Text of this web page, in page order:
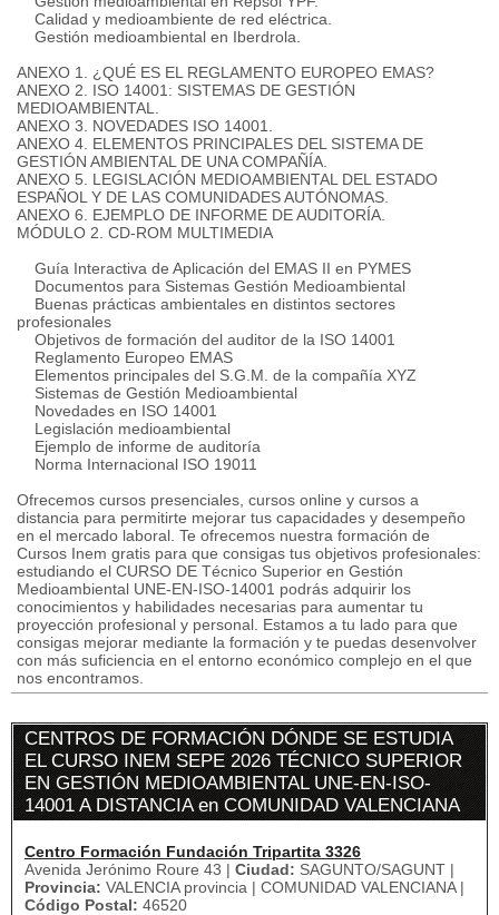
Calidad y medioambiente de red eléctrica.
Gestión medioambiental en Iberdrola.
ANEXO 1. ¿QUÉ ES EL REGLAMENTO EUROPEO EMAS?
ANEXO 2. ISO 14001: SISTEMAS DE GESTIÓN
MEDIOAMBIENTAL.
ANEXO 3. NOVEDADES ISO 14001.
ANEXO 4. ELEMENTOS PRINCIPALES DEL SISTEMA DE
GESTIÓN AMBIENTAL DE UNA COMPAÑÍA.
ANEXO 5. LEGISLACIÓN MEDIOAMBIENTAL DEL ESTADO
ESPAÑOL Y DE LAS COMUNIDADES AUTÓNOMAS.
ANEXO 6. EJEMPLO DE INFORME DE AUDITORÍA.
MÓDULO 2. CD-ROM MULTIMEDIA
Guía Interactiva de Aplicación del EMAS II en PYMES
Documentos para Sistemas Gestión Medioambiental
Buenas prácticas ambientales en distintos sectores
profesionales
Objetivos de formación del auditor de la ISO 14001
Reglamento Europeo EMAS
Elementos principales del S.G.M. de la compañía XYZ
Sistemas de Gestión Medioambiental
Novedades en ISO 14001
Legislación medioambiental
Ejemplo de informe de auditoría
Norma Internacional ISO 19011
Ofrecemos cursos presenciales, cursos online y cursos a
distancia para permitirte mejorar tus capacidades y desempeño
en el mercado laboral. Te ofrecemos nuestra formación de
Cursos Inem gratis para que consigas tus objetivos profesionales:
estudiando el CURSO DE Técnico Superior en Gestión
Medioambiental UNE-EN-ISO-14001 podrás adquirir los
conocimientos y habilidades necesarias para aumentar tu
proyección profesional y personal. Estamos a tu lado para que
consigas mejorar mediante la formación y te puedas desenvolver
con más suficiencia en el entorno económico complejo en el que
nos encontramos.
CENTROS DE FORMACIÓN DÓNDE SE ESTUDIA
EL CURSO INEM SEPE 2026 TÉCNICO SUPERIOR
EN GESTIÓN MEDIOAMBIENTAL UNE-EN-ISO-
14001 A DISTANCIA en COMUNIDAD VALENCIANA
Centro Formación Fundación Tripartita 3326
Avenida Jerónimo Roure 43 | Ciudad: SAGUNTO/SAGUNT |
Provincia: VALENCIA provincia | COMUNIDAD VALENCIANA |
Código Postal: 46520